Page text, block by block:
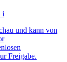
i
und kann von
Freigabe.